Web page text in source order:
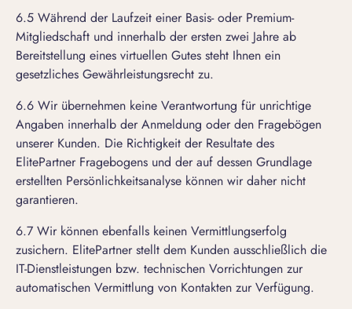
6.5 Während der Laufzeit einer Basis- oder Premium-
Mitgliedschaft und innerhalb der ersten zwei Jahre ab
Bereitstellung eines virtuellen Gutes steht Ihnen ein
gesetzliches Gewährleistungsrecht zu.
6.6 Wir übernehmen keine Verantwortung für unrichtige
Angaben innerhalb der Anmeldung oder den Fragebögen
unserer Kunden. Die Richtigkeit der Resultate des
ElitePartner Fragebogens und der auf dessen Grundlage
erstellten Persönlichkeitsanalyse können wir daher nicht
garantieren.
6.7 Wir können ebenfalls keinen Vermittlungserfolg
zusichern. ElitePartner stellt dem Kunden ausschließlich die
IT-Dienstleistungen bzw. technischen Vorrichtungen zur
automatischen Vermittlung von Kontakten zur Verfügung.